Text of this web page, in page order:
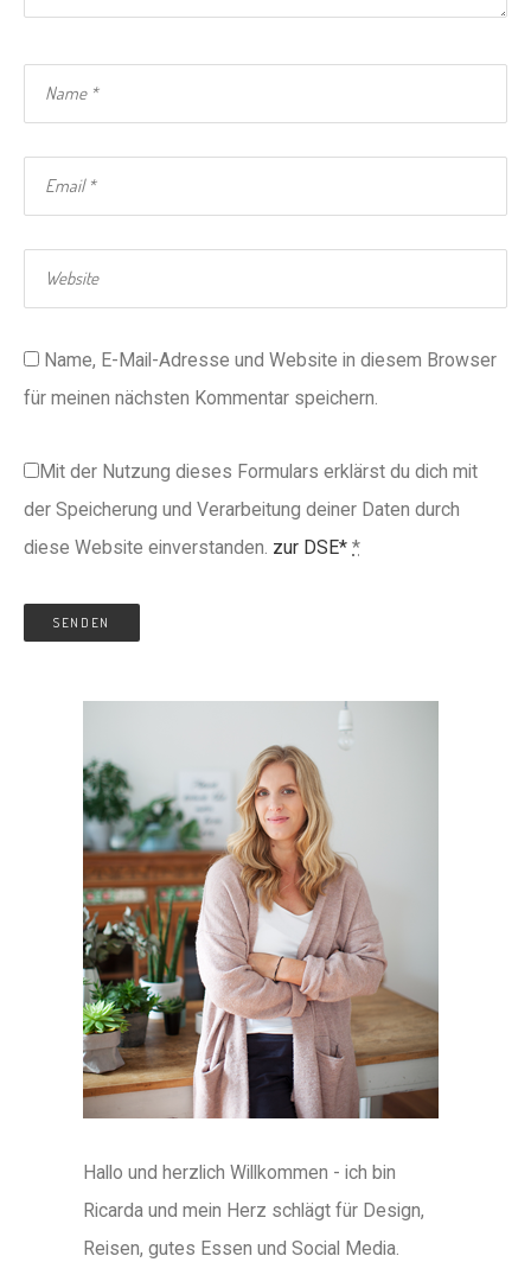
Name, E-Mail-Adresse und Website in diesem Browser
für meinen nächsten Kommentar speichern.
Mit der Nutzung dieses Formulars erklärst du dich mit
der Speicherung und Verarbeitung deiner Daten durch
diese Website einverstanden. zur DSE* *
Hallo und herzlich Willkommen - ich bin
Ricarda und mein Herz schlägt für Design,
Reisen, gutes Essen und Social Media.